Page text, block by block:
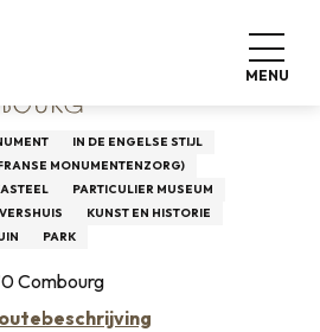
MENU
IN DE ENGELSE STIJL
MONUMENTENZORG)
PARTICULIER MUSEUM
KUNST EN HISTORIE
PARK
Combourg